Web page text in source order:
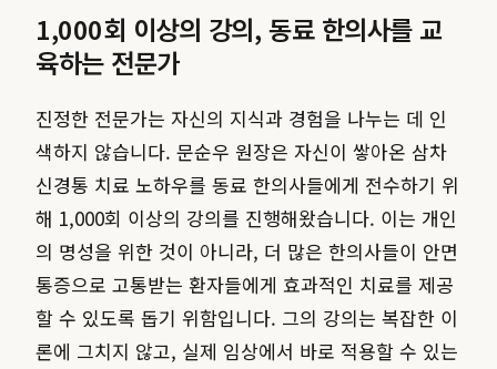
1,000회 이상의 강의, 동료 한의사를 교
육하는 전문가
진정한 전문가는 자신의 지식과 경험을 나누는 데 인
색하지 않습니다. 문순우 원장은 자신이 쌓아온 삼차
신경통 치료 노하우를 동료 한의사들에게 전수하기 위
해 1,000회 이상의 강의를 진행해왔습니다. 이는 개인
의 명성을 위한 것이 아니라, 더 많은 한의사들이 안면
통증으로 고통받는 환자들에게 효과적인 치료를 제공
할 수 있도록 돕기 위함입니다. 그의 강의는 복잡한 이
론에 그치지 않고, 실제 임상에서 바로 적용할 수 있는